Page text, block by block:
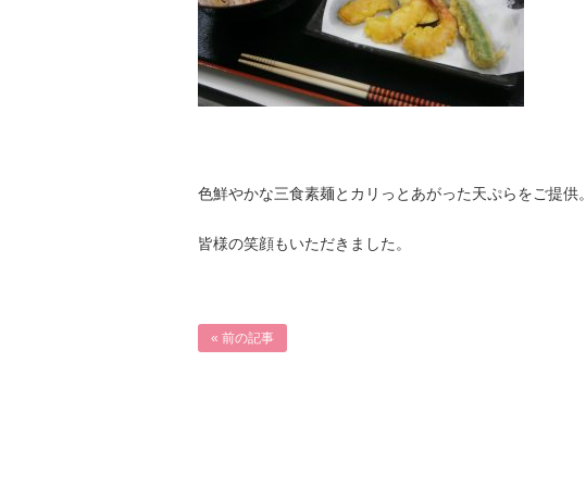
色鮮やかな三食素麺とカリっとあがった天ぷらをご提供。
皆様の笑顔もいただきました。
« 前の記事